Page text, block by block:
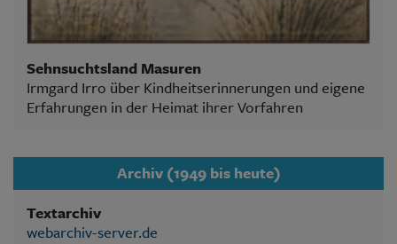
Sehnsuchtsland Masuren
Irmgard Irro über Kindheitserinnerungen und eigene
Erfahrungen in der Heimat ihrer Vorfahren
Archiv (1949 bis heute)
Textarchiv
webarchiv-server.de